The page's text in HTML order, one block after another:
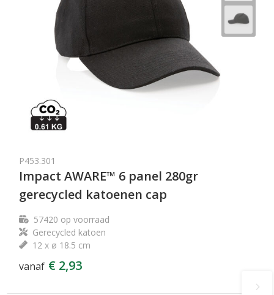
P453.301
Impact AWARE™ 6 panel 280gr
gerecycled katoenen cap
57420 op voorraad
Gerecycled katoen
12 x ø 18.5 cm
vanaf € 2,93